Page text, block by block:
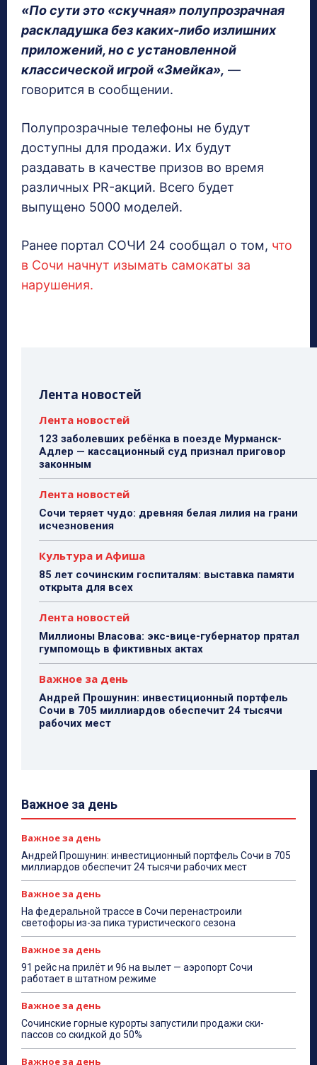
«По сути это «скучная» полупрозрачная
раскладушка без каких-либо излишних
приложений, но с установленной
классической игрой «Змейка», —
говорится в сообщении.
Полупрозрачные телефоны не будут
доступны для продажи. Их будут
раздавать в качестве призов во время
различных PR-акций. Всего будет
выпущено 5000 моделей.
Ранее портал СОЧИ 24 сообщал о том, что
в Сочи начнут изымать самокаты за
нарушения.
Лента новостей
Лента новостей
123 заболевших ребёнка в поезде Мурманск-
Адлер — кассационный суд признал приговор
законным
Лента новостей
Сочи теряет чудо: древняя белая лилия на грани
исчезновения
Культура и Афиша
85 лет сочинским госпиталям: выставка памяти
открыта для всех
Лента новостей
Миллионы Власова: экс-вице-губернатор прятал
гумпомощь в фиктивных актах
Важное за день
Андрей Прошунин: инвестиционный портфель
Сочи в 705 миллиардов обеспечит 24 тысячи
рабочих мест
Важное за день
Важное за день
Андрей Прошунин: инвестиционный портфель Сочи в 705
миллиардов обеспечит 24 тысячи рабочих мест
Важное за день
На федеральной трассе в Сочи перенастроили
светофоры из-за пика туристического сезона
Важное за день
91 рейс на прилёт и 96 на вылет — аэропорт Сочи
работает в штатном режиме
Важное за день
Сочинские горные курорты запустили продажи ски-
пассов со скидкой до 50%
Важное за день